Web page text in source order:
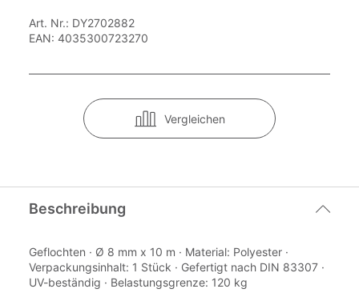
Art. Nr.: DY2702882
EAN: 4035300723270
Vergleichen
Beschreibung
Geflochten · Ø 8 mm x 10 m · Material: Polyester ·
Verpackungsinhalt: 1 Stück · Gefertigt nach DIN 83307 ·
UV-beständig · Belastungsgrenze: 120 kg